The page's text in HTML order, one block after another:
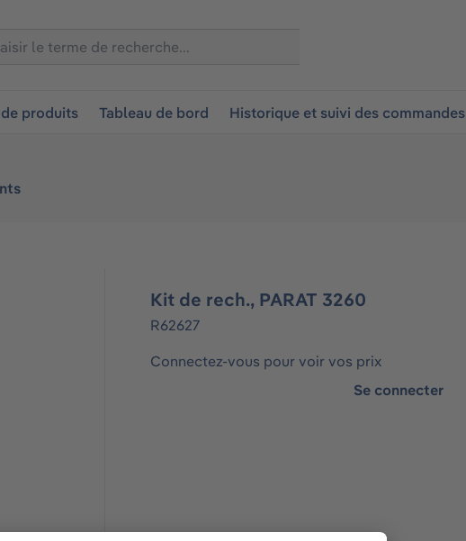
produits Tableau de bord Historique et suivi des commandes
Kit de rech., PARAT 3260
R62627
Connectez-vous pour voir vos prix
Se connecter